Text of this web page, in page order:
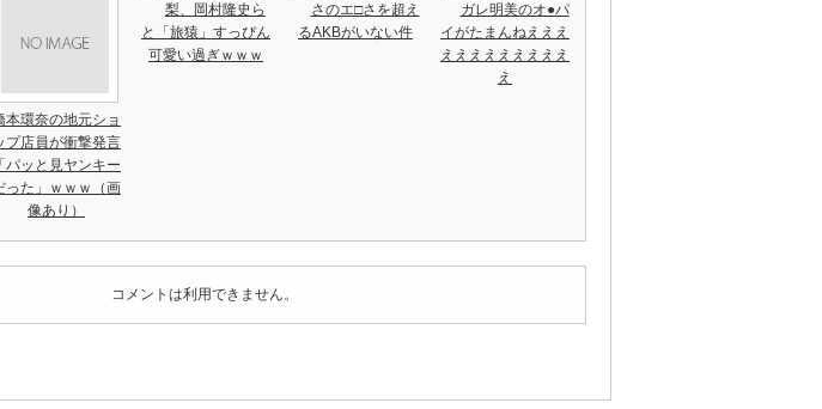
本環奈の地元ショ
プ店員が衝撃発言
「パッと見ヤンキー
った」ｗｗｗ（画
像あり）
梨、岡村隆史ら
と「旅猿」すっぴん
可愛い過ぎｗｗｗ
さのエ□さを超え
るAKBがいない件
ガレ明美のオ●パ
イがたまんねえええ
えええええええええ
え
コメントは利用できません。